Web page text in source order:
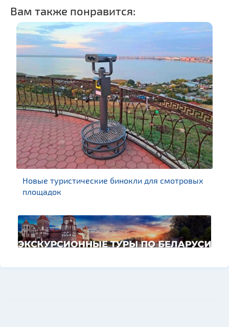
Вам также понравится:
Новые туристические бинокли для смотровых
площадок